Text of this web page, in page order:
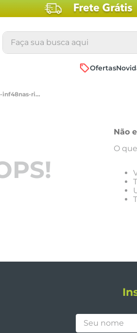
Faça sua busca aqui
Ofertas
blusa-inf48nas-rib-liso-mescla-cinza-claro-mescla-c315053400252
Não
O